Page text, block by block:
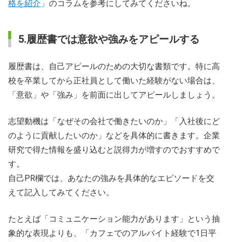
格を紹介 」のコラムを参考にしてみてくださいね。
5.履歴書では意欲や強みをアピールする
履歴書は、自己アピールのための大切な書類です。特に高
校を卒業してから正社員として働いた経験がない場合は、
「意欲」や「強み」を前面に出してアピールしましょう。
志望動機は「なぜその会社で働きたいのか」「入社後にど
のように貢献したいのか」などを具体的に書きます。企業
研究で得た情報を盛り込むと説得力が増すのでおすすめで
す。
自己PR欄では、あなたの強みを具体的なエピソードを交
えて記入してみてください。
たとえば「コミュニケーション能力があります」という抽
象的な表現よりも、「カフェでのアルバイト経験で1日平